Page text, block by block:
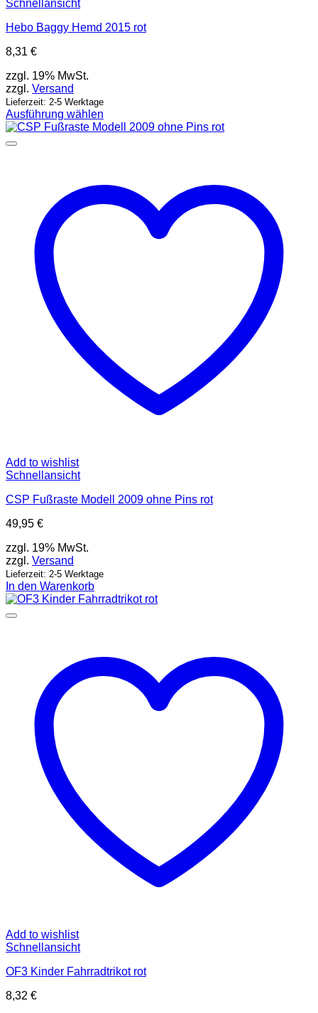
Schnellansicht
Hebo Baggy Hemd 2015 rot
8,31 €
zzgl. 19% MwSt.
zzgl. Versand
Lieferzeit: 2-5 Werktage
Ausführung wählen
Dieses
Produkt
Optionen
können
Produktseite
gewählt
werden
Add to wishlist
Schnellansicht
CSP Fußraste Modell 2009 ohne Pins rot
49,95 €
zzgl. 19% MwSt.
zzgl. Versand
Lieferzeit: 2-5 Werktage
In den Warenkorb
Add to wishlist
Schnellansicht
OF3 Kinder Fahrradtrikot rot
8,32 €